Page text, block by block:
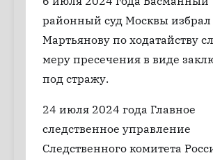
районный суд Москвы избрал
Мартьянову по ходатайству
меру пресечения в виде
под стражу.
24 июля 2024 года Главное
следственное управление
Следственного комитета